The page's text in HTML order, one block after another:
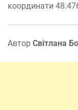
координати
Автор Світлана